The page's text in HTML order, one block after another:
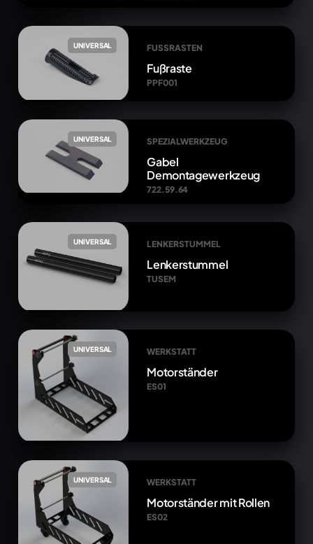
UNIVERSAL FUSSRASTEN
Fußraste
PPF001
UNIVERSAL SPEZIALWERKZEUG
Gabel
Demontagewerkzeug
722.59.64
UNIVERSAL LENKERSTUMMEL
Lenkerstummel
TUSEM
UNIVERSAL WERKSTATT
Motorständer
ES01
UNIVERSAL WERKSTATT
Motorständer mit Rollen
ES02